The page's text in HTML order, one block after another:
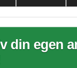
din egen